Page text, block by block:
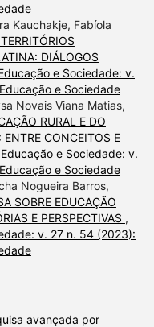
Kauchakje, Fabíola
DIÁLOGOS
e Sociedade: v.
e Sociedade
Novais Viana Matias,
RURAL E DO
CONCEITOS E
e Sociedade: v.
e Sociedade
Nogueira Barros,
SOBRE EDUCAÇÃO
E PERSPECTIVAS ,
v. 27 n. 54 (2023):
avançada por